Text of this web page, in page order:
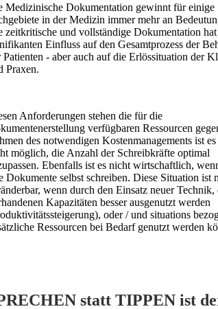
Medizinische Dokumentation gewinnt für einige
in der Medizin immer mehr an
zeitkritische und vollständige Dokumentation hat
Einfluss auf den Gesamtprozess der
Patienten - aber auch auf die Erlössituation der
Praxen.
Anforderungen stehen die für die
verfügbaren Ressourcen
des notwendigen Kostenmanagements ist es
möglich, die Anzahl der Schreibkräfte optimal
Ebenfalls ist es nicht wirtschaftlich,
Dokumente selbst schreiben. Diese Situation ist
wenn durch den Einsatz neuer Technik,
Kapazitäten besser ausgenutzt werden
oder / und situations
Ressourcen bei Bedarf genutzt werden
statt TIPPEN ist